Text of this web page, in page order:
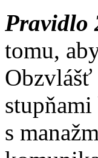
Pravidlo
tomu,
Obzvlášť
s